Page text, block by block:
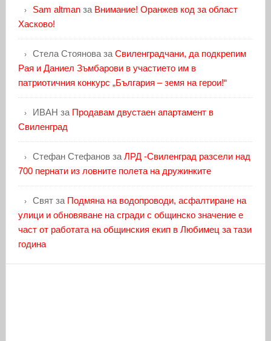
Sam altmanза Внимание! Оранжев код за област
Хасково!
Стела Стояноваза Свиленградчани, да подкрепим
Рая и Даниел Зъмбарови в участието им в
патриотичния конкурс „България – земя на герои!“
ИВАН за Продавам двустаен апартамент в
Свиленград
Стефан Стефановза ЛРД -Свиленград разсели над
700 пернати из ловните полета на дружинките
Святза Подмяна на водопроводи, асфалтиране на
улици и обновяване на сгради с общинско значение е
част от работата на общинския екип в Любимец за тази
година